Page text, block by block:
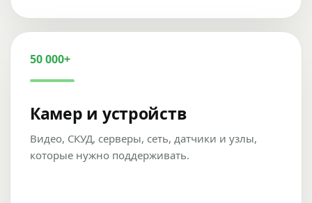
50 000+
Камер и устройств
Видео, СКУД, серверы, сеть, датчики и узлы,
которые нужно поддерживать.